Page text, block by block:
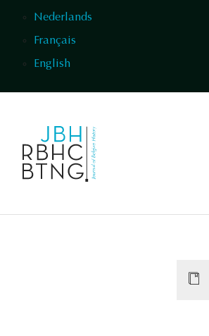
Nederlands
Français
English